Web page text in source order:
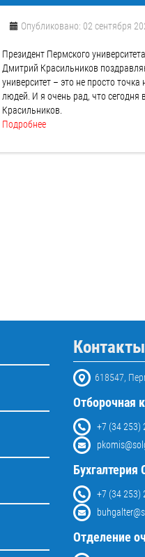
Опубликовано: 02 сентября
Президент Пермского
Дмитрий Красильников
университет – это не просто
людей. И я очень рад, что
Красильников.
Подробнее
Контакты
618547,
Отборочная
+7 (34 253)
+7 (34 253)
Отделение